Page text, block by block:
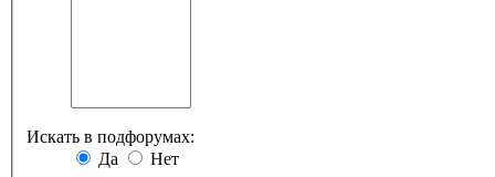
Искать в подфорумах:
Да
Нет